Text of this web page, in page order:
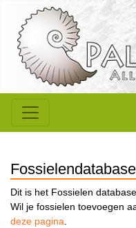
Fossielendatabase
Dit is het Fossielen
Wil je fossielen toevoegen
deze pagina.